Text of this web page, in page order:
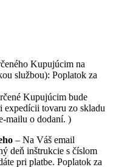
Kupujúcim na
službou): Poplatok za
Kupujúcim bude
tovaru zo skladu
mailu o dodaní. )
– Na Váš email
deň inštrukcie s číslom
pri platbe. Poplatok za